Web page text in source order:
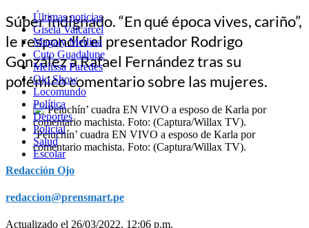
Últimas noticias
Gisela Valcarcel
Magaly Medina
Cuto Guadalupe
Melissa Paredes
Ojo Show
Locomundo
Política
Deportes
Policial
Salud
Escolar
Súper indignado. “En qué época vives, cariño”,
le respondió el presentador Rodrigo
González a Rafael Fernández tras su
polémico comentario sobre las mujeres.
‘Peluchín’ cuadra EN VIVO a esposo de Karla por
comentario machista. Foto: (Captura/Willax TV).
Redacción Ojo
redaccion@prensmart.pe
Actualizado el 26/03/2022, 12:06 p.m.